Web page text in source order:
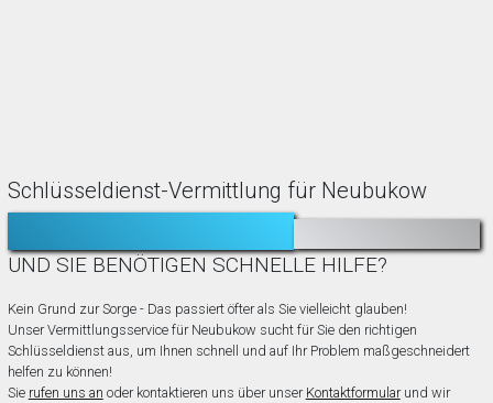
Schlüsseldienst-Vermittlung für Neubukow
TÜR ZUGEFALLEN?
UND SIE BENÖTIGEN SCHNELLE HILFE?
Kein Grund zur Sorge - Das passiert öfter als Sie vielleicht glauben!
Unser Vermittlungsservice für Neubukow sucht für Sie den richtigen
Schlüsseldienst aus, um Ihnen schnell und auf Ihr Problem maßgeschneidert
helfen zu können!
Sie rufen uns an oder kontaktieren uns über unser Kontaktformularund wir